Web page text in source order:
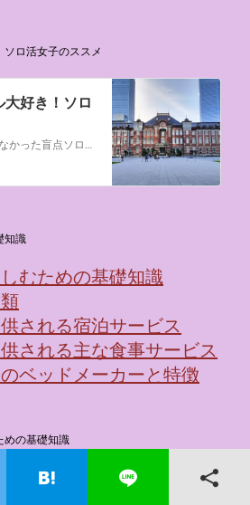
ロ活女子のススメ
大好き！ソロ
これまでやったことのなかった盲点ソロ活、“なんでもない日にシティホテルに泊まる”。ソロ活女子のススメ,ソロシティホテル
知識
むための基礎知識
される宿泊サービス
される主な食事サービス
ベッドメーカーと特徴
めの基礎知識
なに？